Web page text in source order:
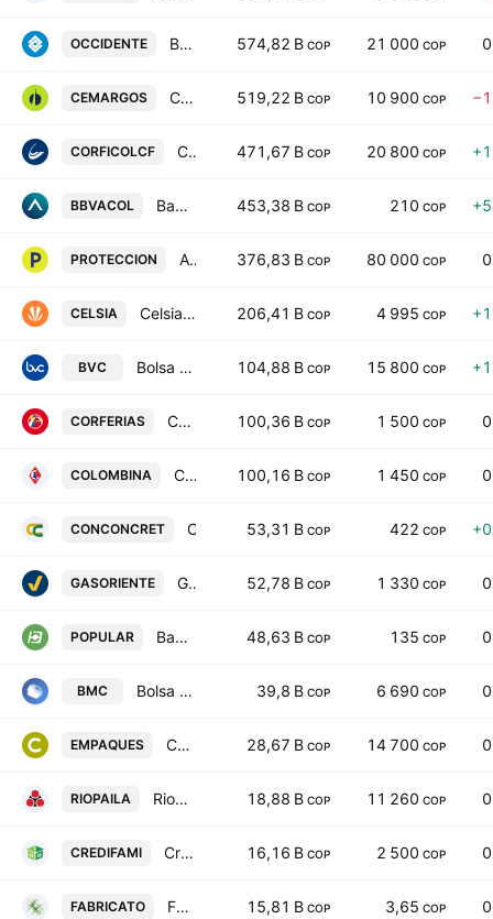
OCCIDENTE Banco de Occidente SA 574,82 B COP 21 000 COP
CEMARGOS Cementos Argos SA 519,22 B COP 10 900 COP
CORFICOLCF Corporacion Financiera Colombiana SA 471,67 B COP 20 800 COP
BBVACOL Banco Bilbao Vizcaya Argentaria Colombia SA Class B 453,38 B COP 210 COP
PROTECCION Administradora de Fondos de Pensiones y Cesantias Proteccion SA 376,83 B COP 80 000 COP
CELSIA Celsia SA ESP 206,41 B COP 4 995 COP
BVC Bolsa de Valores de Colombia S.A. 104,88 B COP 15 800 COP
CORFERIAS Corporacion de Ferias y Exposiciones SA 100,36 B COP 1 500 COP
COLOMBINA Colombina S.A. 100,16 B COP 1 450 COP
CONCONCRET 53,31 B COP 422 COP
GASORIENTE Gas Natural del Oriente S.A. E.S.P. 52,78 B COP 1 330 COP
POPULAR Banco Popular SA Bogota 48,63 B COP 135 COP
BMC Bolsa Mercantil de Colombia SA 39,8 B COP 6 690 COP
EMPAQUES Compania de Empaques SA 28,67 B COP 14 700 COP
RIOPAILA Riopaila Agricola SA 18,88 B COP 11 260 COP
CREDIFAMI Credifamilia Compania de Financiamiento SA 16,16 B COP 2 500 COP
FABRICATO Fabricato S.A. 15,81 B COP 3,65 COP